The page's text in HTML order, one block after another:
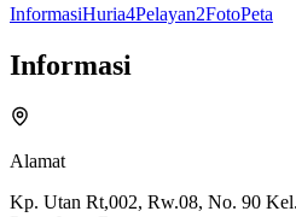
InformasiHuria4Pelayan2FotoPeta
Informasi
Alamat
Kp. Utan Rt,002, Rw.08, No. 90